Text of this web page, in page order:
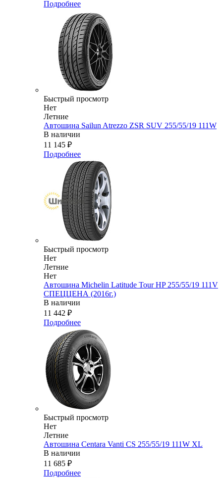
Подробнее
Быстрый просмотр
Нет
Летние
Автошина Sailun Atrezzo ZSR SUV 255/55/19 111W
В наличии
11 145 ₽
Подробнее
Быстрый просмотр
Нет
Летние
Нет
Автошина Michelin Latitude Tour HP 255/55/19 111V
СПЕЦЦЕНА (2016г.)
В наличии
11 442 ₽
Подробнее
Быстрый просмотр
Нет
Летние
Автошина Centara Vanti CS 255/55/19 111W XL
В наличии
11 685 ₽
Подробнее